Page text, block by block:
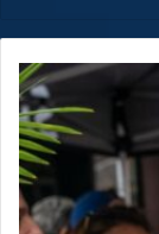
Agreden
a
Steve
Buscemi,
actor
de
Hollywood,